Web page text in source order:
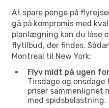
At spare penge på
gå på kompromis med
planlægning kan du låse
flytilbud, der findes.
Montreal til New York:
Flyv midt på ugen
Tirsdage og
priser sammenlignet
med spidsbelastning.